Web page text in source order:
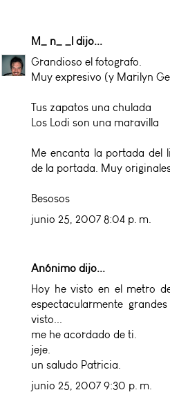
M_ n_ _l dijo...
Grandioso el fotografo.
Muy expresivo (y Marilyn
Tus zapatos una chulada
Los Lodi son una maravilla
Me encanta la portada del
de la portada. Muy
Besosos
junio 25, 2007 8:04 p. m.
Anónimo dijo...
Hoy he visto en el metro
espectacularmente
visto...
me he acordado de ti.
jeje.
un saludo Patricia.
junio 25, 2007 9:30 p. m.